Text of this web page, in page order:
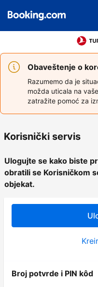
Obaveštenje o
Razumemo da je
možda uticala na
zatražite pomoć za
Korisnički servis
Ulogujte se kako biste
obratili se Korisničkom
objekat.
Broj potvrde i PIN kôd